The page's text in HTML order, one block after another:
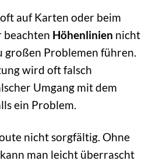
auf Karten oder beim
beachten Höhenlinien nicht
großen Problemen führen.
wird oft falsch
Umgang mit dem
ein Problem.
nicht sorgfältig. Ohne
man leicht überrascht